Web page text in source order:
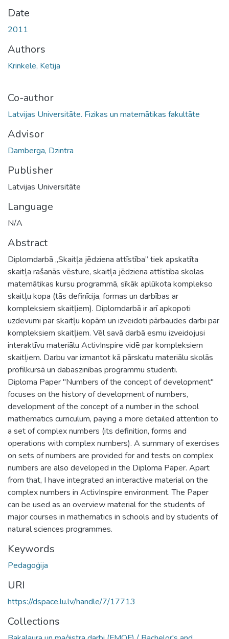
Date
2011
Authors
Krinkele, Ketija
Co-author
Latvijas Universitāte. Fizikas un matemātikas fakultāte
Advisor
Damberga, Dzintra
Publisher
Latvijas Universitāte
Language
N/A
Abstract
Diplomdarbā „Skaitļa jēdziena attīstība” tiek apskatīta
skaitļa rašanās vēsture, skaitļa jēdziena attīstība skolas
matemātikas kursu programmā, sīkāk aplūkota komplekso
skaitļu kopa (tās definīcija, formas un darbības ar
kompleksiem skaitļiem). Diplomdarbā ir arī apkopoti
uzdevumi par skaitļu kopām un izveidoti pārbaudes darbi par
kompleksiem skaitļiem. Vēl savā darbā esmu izveidojusi
interaktīvu materiālu ActivInspire vidē par kompleksiem
skaitļiem. Darbu var izmantot kā pārskatu materiālu skolās
profilkursā un dabaszinības programmu studenti.
Diploma Paper "Numbers of the concept of development"
focuses on the history of development of numbers,
development of the concept of a number in the school
mathematics curriculum, paying a more detailed attention to
a set of complex numbers (its definition, forms and
operations with complex numbers). A summary of exercises
on sets of numbers are provided for and tests on complex
numbers are also developed in the Diploma Paper. Apart
from that, I have integrated an interactive material on the
complex numbers in ActivInspire environment. The Paper
can be used as an overview material for the students of
major courses in mathematics in schools and by students of
natural sciences programmes.
Keywords
Pedagoģija
URI
https://dspace.lu.lv/handle/7/17713
Collections